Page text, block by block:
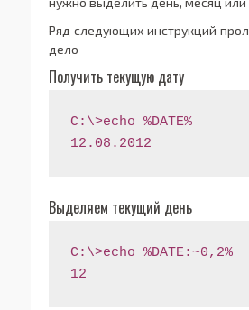
Ряд следующих инструкций
дело
Получить текущую дату
C:\>echo %DATE%
12.08.2012
Выделяем текущий день
C:\>echo %DATE:~0,2%
12